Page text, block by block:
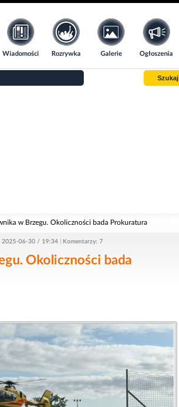
Wiadomości Rozrywka Galerie Ogłoszenia
Szukaj
w Brzegu. Okoliczności bada Prokuratura
2025-06-30 / 19:34 Komentarzy: 7
Okoliczności bada